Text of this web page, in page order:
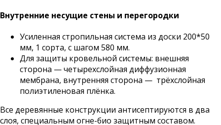
Внутренние несущие стены и перегородки
Усиленная стропильная система из доски 200*50
мм, 1 сорта, с шагом 580 мм.
Для защиты кровельной системы: внешняя
сторона — четырехслойная диффузионная
мембрана, внутренняя сторона — трёхслойная
полиэтиленовая плёнка.
Все деревянные конструкции антисептируются в два
слоя, специальным огне-био защитным составом.